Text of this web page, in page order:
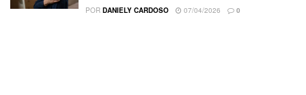
POR DANIELY CARDOSO 07/04/2026 0